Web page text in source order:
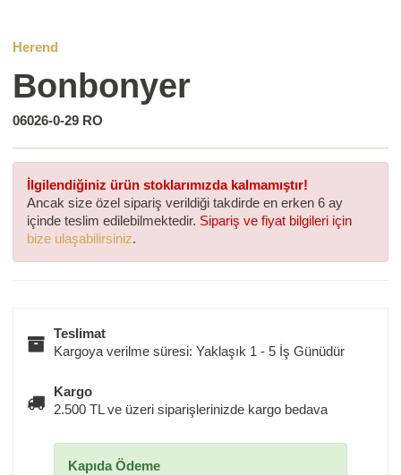
Herend
Bonbonyer
06026-0-29 RO
İlgilendiğiniz ürün stoklarımızda kalmamıştır!
Ancak size özel sipariş verildiği takdirde en erken 6 ay
içinde teslim edilebilmektedir. Sipariş ve fiyat bilgileri için
bize ulaşabilirsiniz.
Teslimat
Kargoya verilme süresi: Yaklaşık 1 - 5 İş Günüdür
Kargo
2.500 TL ve üzeri siparişlerinizde kargo bedava
Kapıda Ödeme